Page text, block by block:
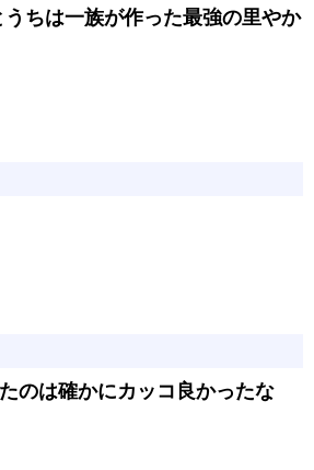
ちは一族が作った最強の里やか
のは確かにカッコ良かったな